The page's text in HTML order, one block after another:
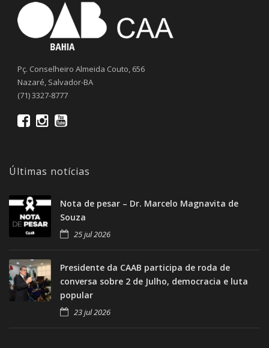
Pç. Conselheiro Almeida Couto, 656
Nazaré, Salvador-BA
(71) 3327-8777
Últimas notícias
Nota de pesar – Dr. Marcelo Magnavita de
Souza
25 jul 2026
Presidente da CAAB participa de roda de
conversa sobre 2 de Julho, democracia e luta
popular
23 jul 2026